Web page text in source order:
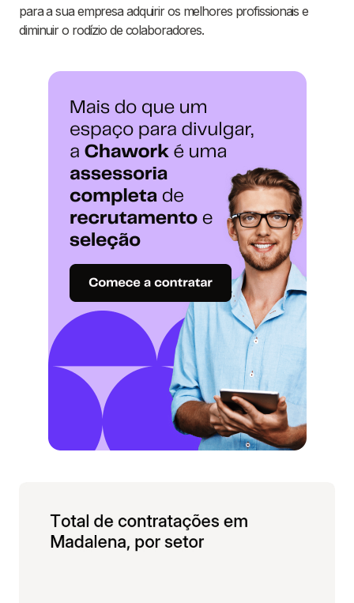
para a sua empresa adquirir os melhores profissionais e
diminuir o rodízio de colaboradores.